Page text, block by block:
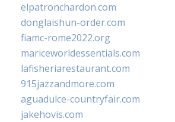
elpatronchardon.com
donglaishun-order.com
fiamc-rome2022.org
mariceworldessentials.com
lafisheriarestaurant.com
915jazzandmore.com
aguadulce-countryfair.com
jakehovis.com